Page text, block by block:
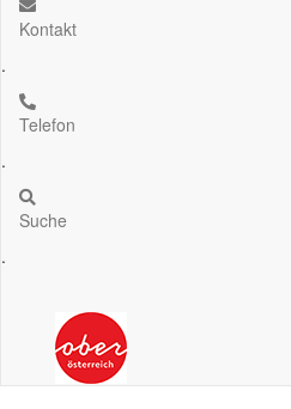
Kontakt
.
Telefon
.
Suche
.